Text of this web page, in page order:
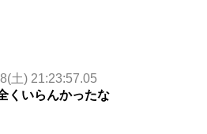
土) 21:23:57.05
くいらんかったな